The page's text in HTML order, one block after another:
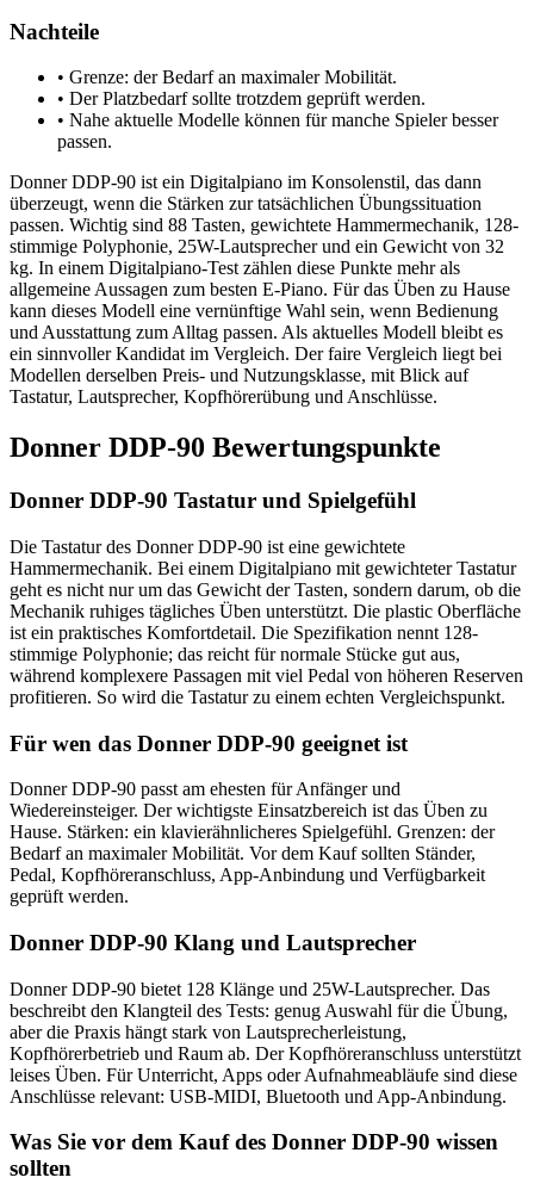
Nachteile
• Grenze: der Bedarf an maximaler Mobilität.
• Der Platzbedarf sollte trotzdem geprüft werden.
• Nahe aktuelle Modelle können für manche Spieler besser
passen.
Donner DDP-90 ist ein Digitalpiano im Konsolenstil, das dann
überzeugt, wenn die Stärken zur tatsächlichen Übungssituation
passen. Wichtig sind 88 Tasten, gewichtete Hammermechanik, 128-
stimmige Polyphonie, 25W-Lautsprecher und ein Gewicht von 32
kg. In einem Digitalpiano-Test zählen diese Punkte mehr als
allgemeine Aussagen zum besten E-Piano. Für das Üben zu Hause
kann dieses Modell eine vernünftige Wahl sein, wenn Bedienung
und Ausstattung zum Alltag passen. Als aktuelles Modell bleibt es
ein sinnvoller Kandidat im Vergleich. Der faire Vergleich liegt bei
Modellen derselben Preis- und Nutzungsklasse, mit Blick auf
Tastatur, Lautsprecher, Kopfhörerübung und Anschlüsse.
Donner DDP-90 Bewertungspunkte
Donner DDP-90 Tastatur und Spielgefühl
Die Tastatur des Donner DDP-90 ist eine gewichtete
Hammermechanik. Bei einem Digitalpiano mit gewichteter Tastatur
geht es nicht nur um das Gewicht der Tasten, sondern darum, ob die
Mechanik ruhiges tägliches Üben unterstützt. Die plastic Oberfläche
ist ein praktisches Komfortdetail. Die Spezifikation nennt 128-
stimmige Polyphonie; das reicht für normale Stücke gut aus,
während komplexere Passagen mit viel Pedal von höheren Reserven
profitieren. So wird die Tastatur zu einem echten Vergleichspunkt.
Für wen das Donner DDP-90 geeignet ist
Donner DDP-90 passt am ehesten für Anfänger und
Wiedereinsteiger. Der wichtigste Einsatzbereich ist das Üben zu
Hause. Stärken: ein klavierähnlicheres Spielgefühl. Grenzen: der
Bedarf an maximaler Mobilität. Vor dem Kauf sollten Ständer,
Pedal, Kopfhöreranschluss, App-Anbindung und Verfügbarkeit
geprüft werden.
Donner DDP-90 Klang und Lautsprecher
Donner DDP-90 bietet 128 Klänge und 25W-Lautsprecher. Das
beschreibt den Klangteil des Tests: genug Auswahl für die Übung,
aber die Praxis hängt stark von Lautsprecherleistung,
Kopfhörerbetrieb und Raum ab. Der Kopfhöreranschluss unterstützt
leises Üben. Für Unterricht, Apps oder Aufnahmeabläufe sind diese
Anschlüsse relevant: USB-MIDI, Bluetooth und App-Anbindung.
Was Sie vor dem Kauf des Donner DDP-90 wissen
sollten